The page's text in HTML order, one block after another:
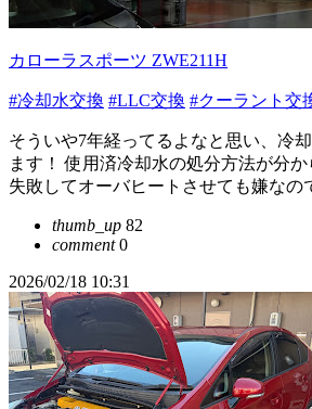
カローラスポーツ ZWE211H
#冷却水交換 #LLC交換 #クーラント交
そういや7年経ってるよなと思い、冷
ます！ 使用済冷却水の処分方法が分
失敗してオーバヒートさせても嫌なの
thumb_up 82
comment0
2026/02/18 10:31